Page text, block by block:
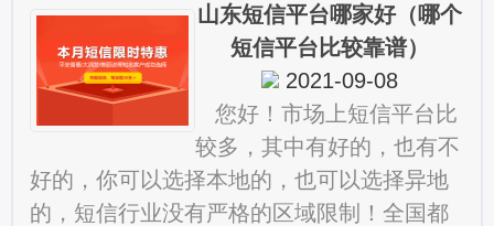
就是网内短信息收费山东短信平台哪家好（哪个
短信平台比较靠谱）
2021-09-08
您好！市场上短信平台比
较多，其中有好的，也有不
好的，你可以选择本地的，也可以选择异地
的，短信行业没有严格的区域限制！全国都